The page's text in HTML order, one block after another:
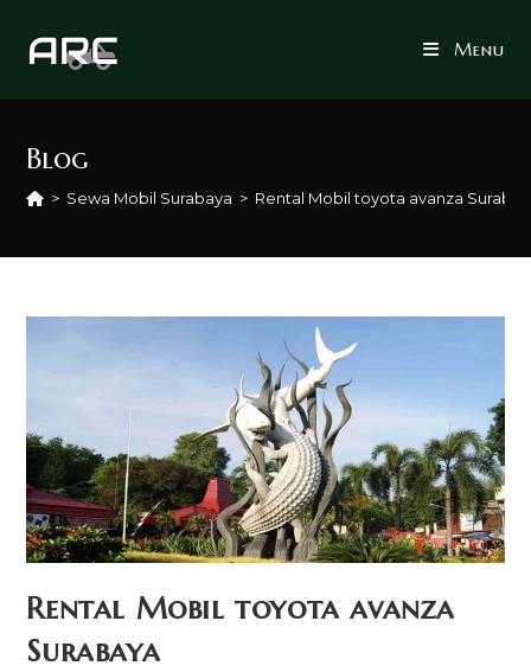
Menu
Blog
> Sewa Mobil Surabaya > Rental Mobil toyota avanza
Rental Mobil toyota avanza
Surabaya